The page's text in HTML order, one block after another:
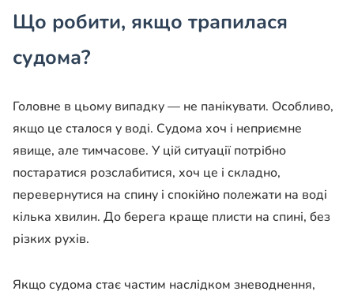
Що робити, якщо трапилася
судома?
Головне в цьому випадку — не панікувати. Особливо,
якщо це сталося у воді. Судома хоч і неприємне
явище, але тимчасове. У цій ситуації потрібно
постаратися розслабитися, хоч це і складно,
перевернутися на спину і спокійно полежати на воді
кілька хвилин. До берега краще плисти на спині, без
різких рухів.
Якщо судома стає частим наслідком зневоднення,